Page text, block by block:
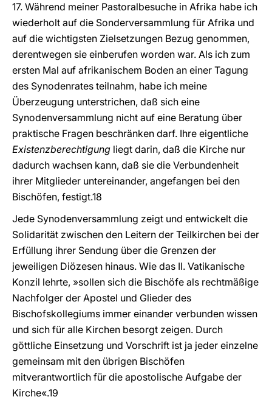
17. Während meiner Pastoralbesuche in Afrika habe ich
wiederholt auf die Sonderversammlung für Afrika und
auf die wichtigsten Zielsetzungen Bezug genommen,
derentwegen sie einberufen worden war. Als ich zum
ersten Mal auf afrikanischem Boden an einer Tagung
des Synodenrates teilnahm, habe ich meine
Überzeugung unterstrichen, daß sich eine
Synodenversammlung nicht auf eine Beratung über
praktische Fragen beschränken darf. Ihre eigentliche
Existenzberechtigung liegt darin, daß die Kirche nur
dadurch wachsen kann, daß sie die Verbundenheit
ihrer Mitglieder untereinander, angefangen bei den
Bischöfen, festigt.18
Jede Synodenversammlung zeigt und entwickelt die
Solidarität zwischen den Leitern der Teilkirchen bei der
Erfüllung ihrer Sendung über die Grenzen der
jeweiligen Diözesen hinaus. Wie das II. Vatikanische
Konzil lehrte, »sollen sich die Bischöfe als rechtmäßige
Nachfolger der Apostel und Glieder des
Bischofskollegiums immer einander verbunden wissen
und sich für alle Kirchen besorgt zeigen. Durch
göttliche Einsetzung und Vorschrift ist ja jeder einzelne
gemeinsam mit den übrigen Bischöfen
mitverantwortlich für die apostolische Aufgabe der
Kirche«.19